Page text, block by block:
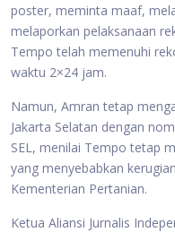
poster, meminta maaf,
melaporkan pelaksanaan
Tempo telah memenuhi
waktu 2×24 jam.
Namun, Amran tetap
Jakarta Selatan dengan
SEL, menilai Tempo tetap
yang menyebabkan
Kementerian Pertanian.
Ketua Aliansi Jurnalis